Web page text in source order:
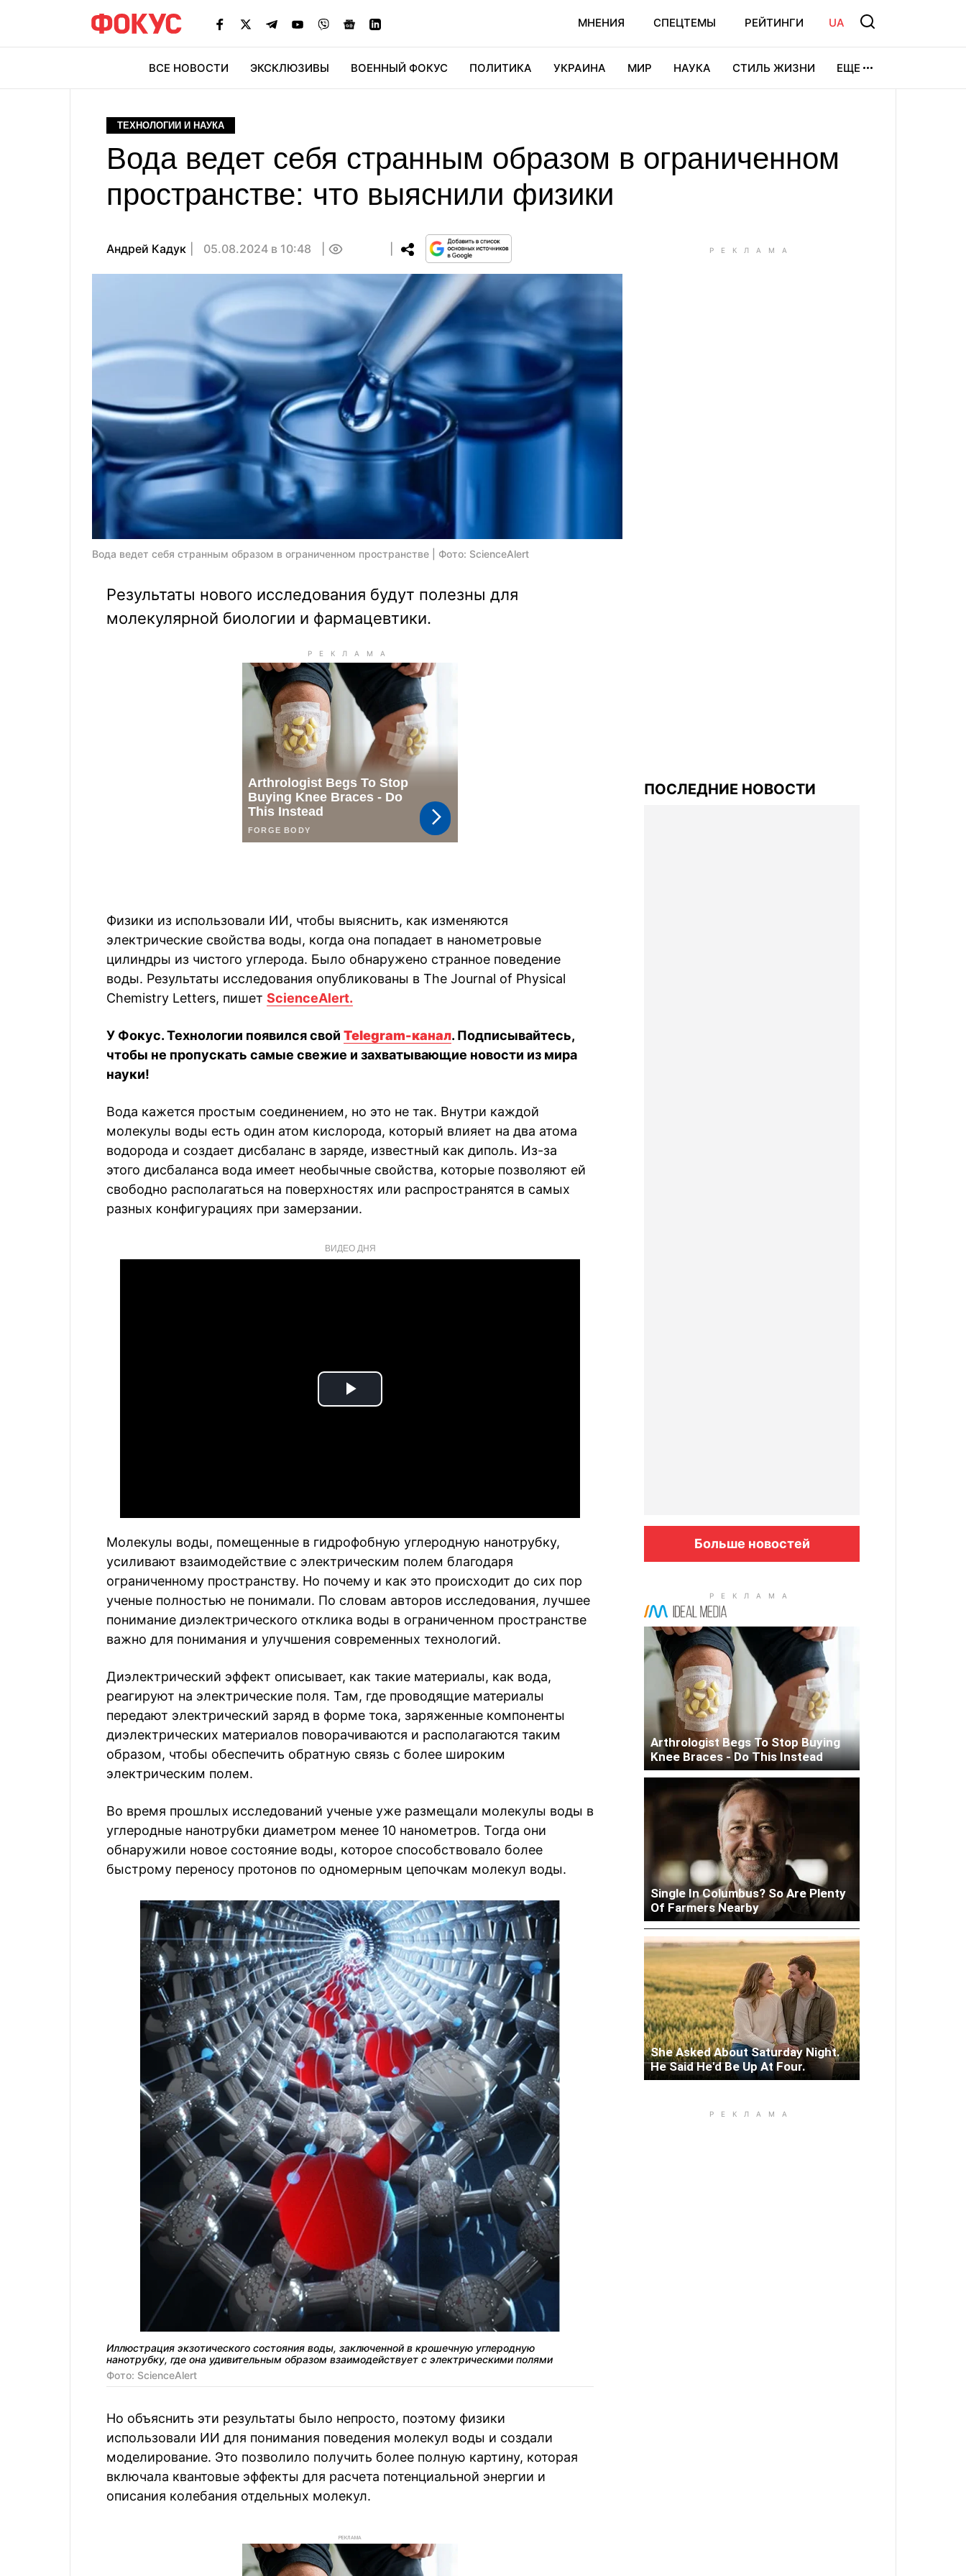
МНЕНИЯ СПЕЦТЕМЫ РЕЙТИНГИ UA
ВСЕ НОВОСТИ ЭКСКЛЮЗИВЫ ВОЕННЫЙ ФОКУС ПОЛИТИКА УКРАИНА МИР НАУКА СТИЛЬ ЖИЗНИ ЕЩЕ
ТЕХНОЛОГИИ И НАУКА
Вода ведет себя странным образом в ограниченном
пространстве: что выяснили физики
Андрей Кадук 05.08.2024 в 10:48
Вода ведет себя странным образом в ограниченном пространстве | Фото: ScienceAlert
Результаты нового исследования будут полезны для
молекулярной биологии и фармацевтики.
Физики из использовали ИИ, чтобы выяснить, как изменяются
электрические свойства воды, когда она попадает в нанометровые
цилиндры из чистого углерода. Было обнаружено странное поведение
воды. Результаты исследования опубликованы в The Journal of Physical
Chemistry Letters, пишет ScienceAlert.
У Фокус. Технологии появился свой Telegram-канал. Подписывайтесь,
чтобы не пропускать самые свежие и захватывающие новости из мира
науки!
Вода кажется простым соединением, но это не так. Внутри каждой
молекулы воды есть один атом кислорода, который влияет на два атома
водорода и создает дисбаланс в заряде, известный как диполь. Из-за
этого дисбаланса вода имеет необычные свойства, которые позволяют ей
свободно располагаться на поверхностях или распространятся в самых
разных конфигурациях при замерзании.
ВИДЕО ДНЯ
Play
Молекулы воды, помещенные в гидрофобную углеродную нанотрубку,
усиливают взаимодействие с электрическим полем благодаря
ограниченному пространству. Но почему и как это происходит до сих пор
ученые полностью не понимали. По словам авторов исследования, лучшее
понимание диэлектрического отклика воды в ограниченном пространстве
важно для понимания и улучшения современных технологий.
Диэлектрический эффект описывает, как такие материалы, как вода,
реагируют на электрические поля. Там, где проводящие материалы
передают электрический заряд в форме тока, заряженные компоненты
диэлектрических материалов поворачиваются и располагаются таким
образом, чтобы обеспечить обратную связь с более широким
электрическим полем.
Во время прошлых исследований ученые уже размещали молекулы воды в
углеродные нанотрубки диаметром менее 10 нанометров. Тогда они
обнаружили новое состояние воды, которое способствовало более
быстрому переносу протонов по одномерным цепочкам молекул воды.
Иллюстрация экзотического состояния воды, заключенной в крошечную углеродную
нанотрубку, где она удивительным образом взаимодействует с электрическими полями
Фото: ScienceAlert
Но объяснить эти результаты было непросто, поэтому физики
использовали ИИ для понимания поведения молекул воды и создали
моделирование. Это позволило получить более полную картину, которая
включала квантовые эффекты для расчета потенциальной энергии и
описания колебания отдельных молекул.
РЕКЛАМА
ПОСЛЕДНИЕ НОВОСТИ
Больше новостей